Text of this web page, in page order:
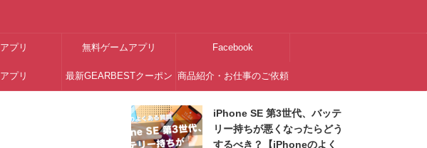
プリ 無料ゲームアプリ Facebook
プリ 最新GEARBESTクーポン 商品紹介・お仕事のご依頼
iPhone SE 第3世代、バッテ
リー持ちが悪くなったらどう
するべき？【iPhoneのよく